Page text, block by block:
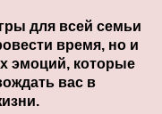
для всей семьи
время, но и
эмоций, которые
вас в